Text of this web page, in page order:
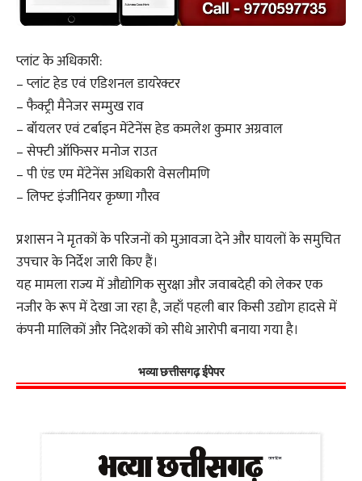
प्लांट के अधिकारी:
– प्लांट हेड एवं एडिशनल डायरेक्टर
– फैक्ट्री मैनेजर सम्मुख राव
– बॉयलर एवं टर्बाइन मेंटेनेंस हेड कमलेश कुमार अग्रवाल
– सेफ्टी ऑफिसर मनोज राउत
– पी एंड एम मेंटेनेंस अधिकारी वेसलीमणि
– लिफ्ट इंजीनियर कृष्णा गौरव
प्रशासन ने मृतकों के परिजनों को मुआवजा देने और घायलों के समुचित
उपचार के निर्देश जारी किए हैं।
यह मामला राज्य में औद्योगिक सुरक्षा और जवाबदेही को लेकर एक
नजीर के रूप में देखा जा रहा है, जहाँ पहली बार किसी उद्योग हादसे में
कंपनी मालिकों और निदेशकों को सीधे आरोपी बनाया गया है।
भव्या छत्तीसगढ़ ईपेपर